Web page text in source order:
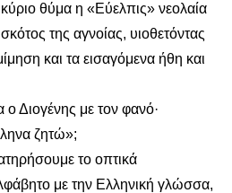
θύμα η «Εύελπις» νεολαία
της αγνοίας, υιοθετόντας
και τα εισαγόμενα ήθη και
ο Διογένης με τον φανό·
ζητώ»;
το οπτικά
με την Ελληνική γλώσσα,